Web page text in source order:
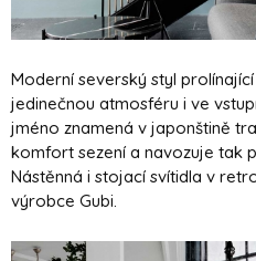
Moderní severský styl
jedinečnou atmosféru i ve
jméno znamená v japonštině
komfort sezení a navozuje tak
Nástěnná i stojací svítidla v
výrobce Gubi.